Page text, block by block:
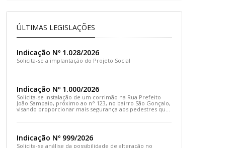
ÚLTIMAS LEGISLAÇÕES
Indicação Nº 1.028/2026
Solicita-se a implantação do Projeto Social
Indicação Nº 1.000/2026
Solicita-se instalação de um corrimão na Rua Prefeito
João Sampaio, próximo ao n° 123, no bairro São Gonçalo,
visando proporcionar mais segurança aos pedestres que
transitam pelo local
Indicação Nº 999/2026
Solicita-se análise da possibilidade de alteração no